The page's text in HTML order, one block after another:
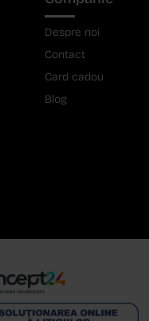
Despre noi
Contact
Card cadou
Blog